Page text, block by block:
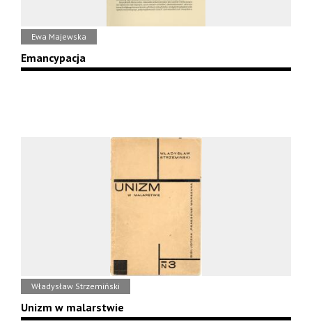
Ewa Majewska
Emancypacja
Władysław Strzemiński
Unizm w malarstwie